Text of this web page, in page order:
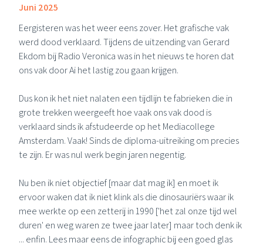
Juni 2025
Eergisteren was het weer eens zover. Het grafische vak
werd dood verklaard. Tijdens de uitzending van Gerard
Ekdom bijRadio Veronicawas in het nieuws te horen dat
ons vak door Ai het lastig zou gaan krijgen.
Dus kon ik het niet nalaten een tijdlijn te fabrieken die in
grote trekken weergeeft hoe vaak ons vak dood is
verklaard sinds ik afstudeerde op hetMediacollege
Amsterdam. Vaak! Sinds de diploma-uitreiking om precies
te zijn. Er was nul werk begin jaren negentig.
Nu ben ik niet objectief [maar dat mag ik] en moet ik
ervoor waken dat ik niet klink als die dinosauriërs waar ik
mee werkte op een zetterij in 1990 ['het zal onze tijd wel
duren' en weg waren ze twee jaar later] maar toch denk ik
... enfin. Lees maar eens de infographic bij een goed glas